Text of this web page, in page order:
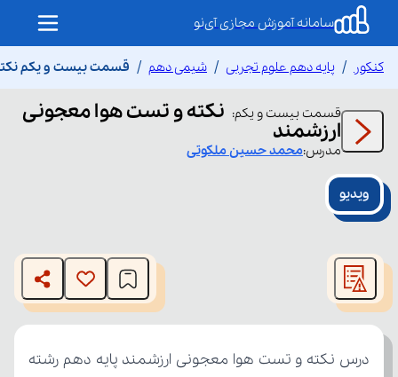
سامانه آموزش مجازی آی‌نو
کنکور پایه دهم علوم تجربی شیمی دهم قسمت بیست و یکم
قسمت بیست و یکم: نکته و تست هوا معجونی
ارزشمند
مدرس:محمد حسینملکوتی
ویدیو
modal
window.
The media could not be loaded, either because the server
or network failed or because the format is not supported.